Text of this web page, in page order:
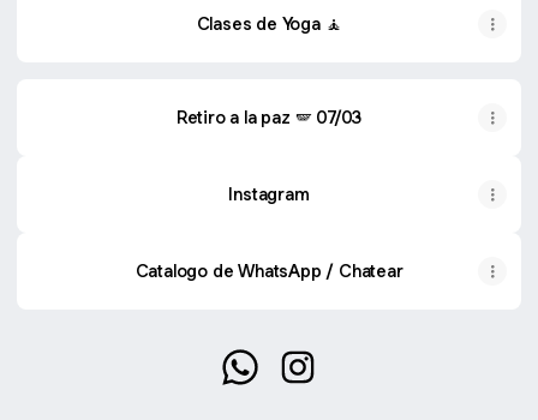
Clases de Yoga 🧘
Retiro a la paz 🪽 07/03
Instagram
Catalogo de WhatsApp / Chatear